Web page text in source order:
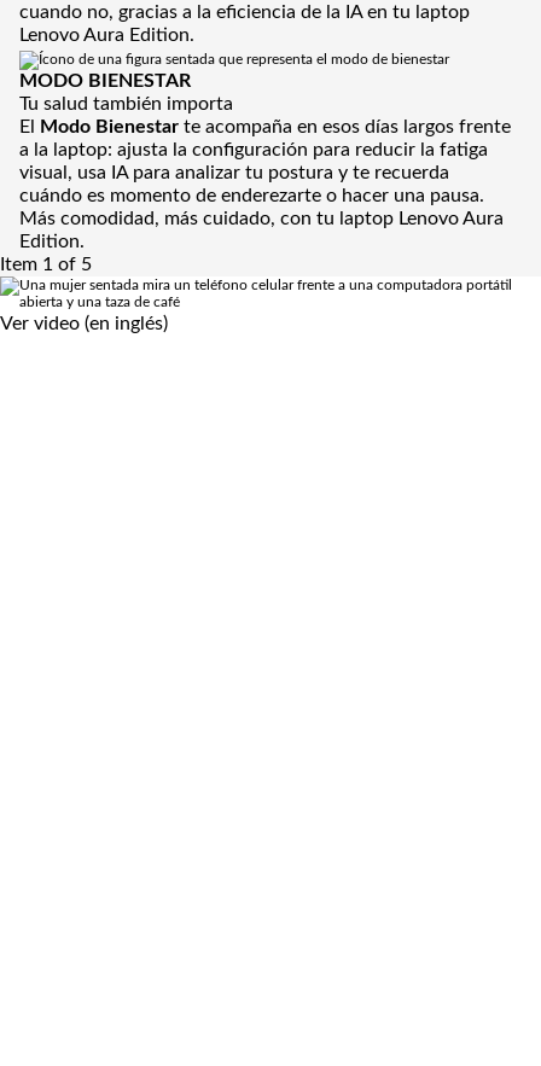
cuando no, gracias a la eficiencia de la IA en tu laptop
Lenovo Aura Edition.
MODO BIENESTAR
Tu salud también importa
El
Modo Bienestar te acompaña en esos días largos frente
a la laptop: ajusta la configuración para reducir la fatiga
visual, usa IA para analizar tu postura y te recuerda
cuándo es momento de enderezarte o hacer una pausa.
Más comodidad, más cuidado, con tu laptop Lenovo Aura
Edition.
Item 1 of 5
Ver video (en inglés)